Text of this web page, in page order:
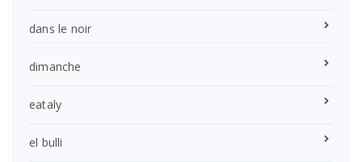
dans le noir
dimanche
eataly
el bulli